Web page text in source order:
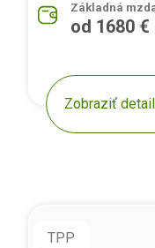
Základná
od 1680 €
Zobraziť
TPP